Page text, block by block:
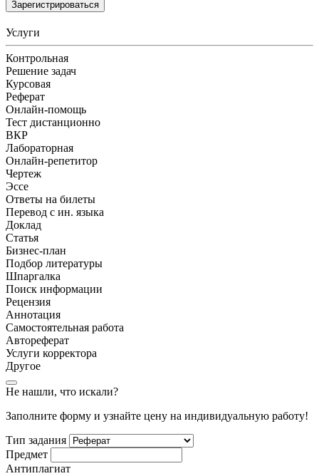
Зарегистрироваться
Услуги
Контрольная
Решение задач
Курсовая
Реферат
Онлайн-помощь
Тест дистанционно
ВКР
Лабораторная
Онлайн-репетитор
Чертеж
Эссе
Ответы на билеты
Перевод с ин. языка
Доклад
Статья
Бизнес-план
Подбор литературы
Шпаргалка
Поиск информации
Рецензия
Аннотация
Самостоятельная работа
Автореферат
Услуги корректора
Другое
Не нашли, что искали?
Заполните форму и узнайте цену на индивидуальную работу!
Тип задания
Предмет
Антиплагиат